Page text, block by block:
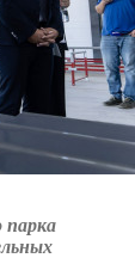
парка